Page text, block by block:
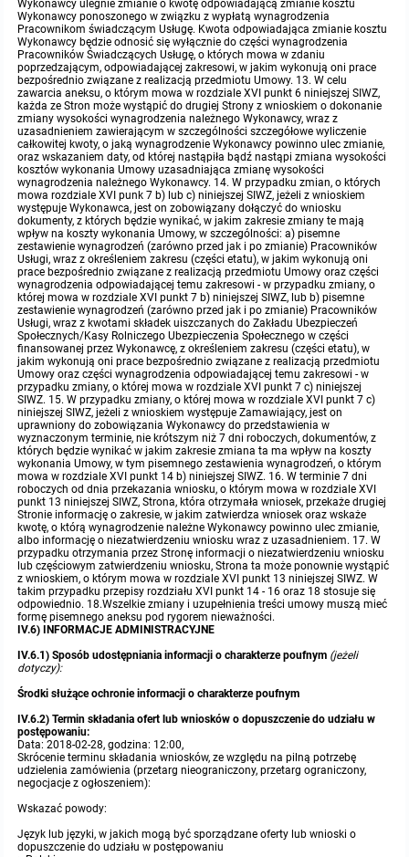
IV.6) INFORMACJE ADMINISTRACYJNE
IV.6.1) Sposób udostępniania informacji o charakterze poufnym (jeżeli
dotyczy):
Środki służące ochronie informacji o charakterze poufnym
IV.6.2) Termin składania ofert lub wniosków o dopuszczenie do udziału w
postępowaniu:
Data: 2018-02-28, godzina: 12:00,
Skrócenie terminu składania wniosków, ze względu na pilną potrzebę
udzielenia zamówienia (przetarg nieograniczony, przetarg ograniczony,
negocjacje z ogłoszeniem):
Wskazać powody:
Język lub języki, w jakich mogą być sporządzane oferty lub wnioski o
dopuszczenie do udziału w postępowaniu